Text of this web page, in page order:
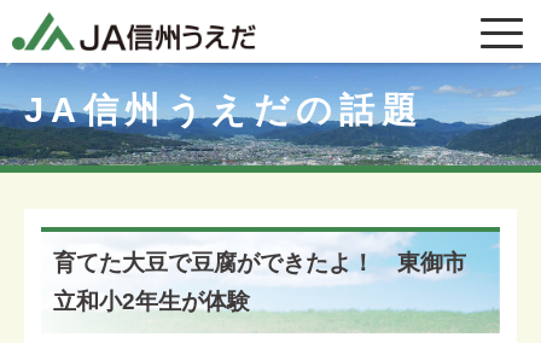
JA信州うえだの話題
育てた大豆で豆腐ができたよ！ 東御市
立和小2年生が体験